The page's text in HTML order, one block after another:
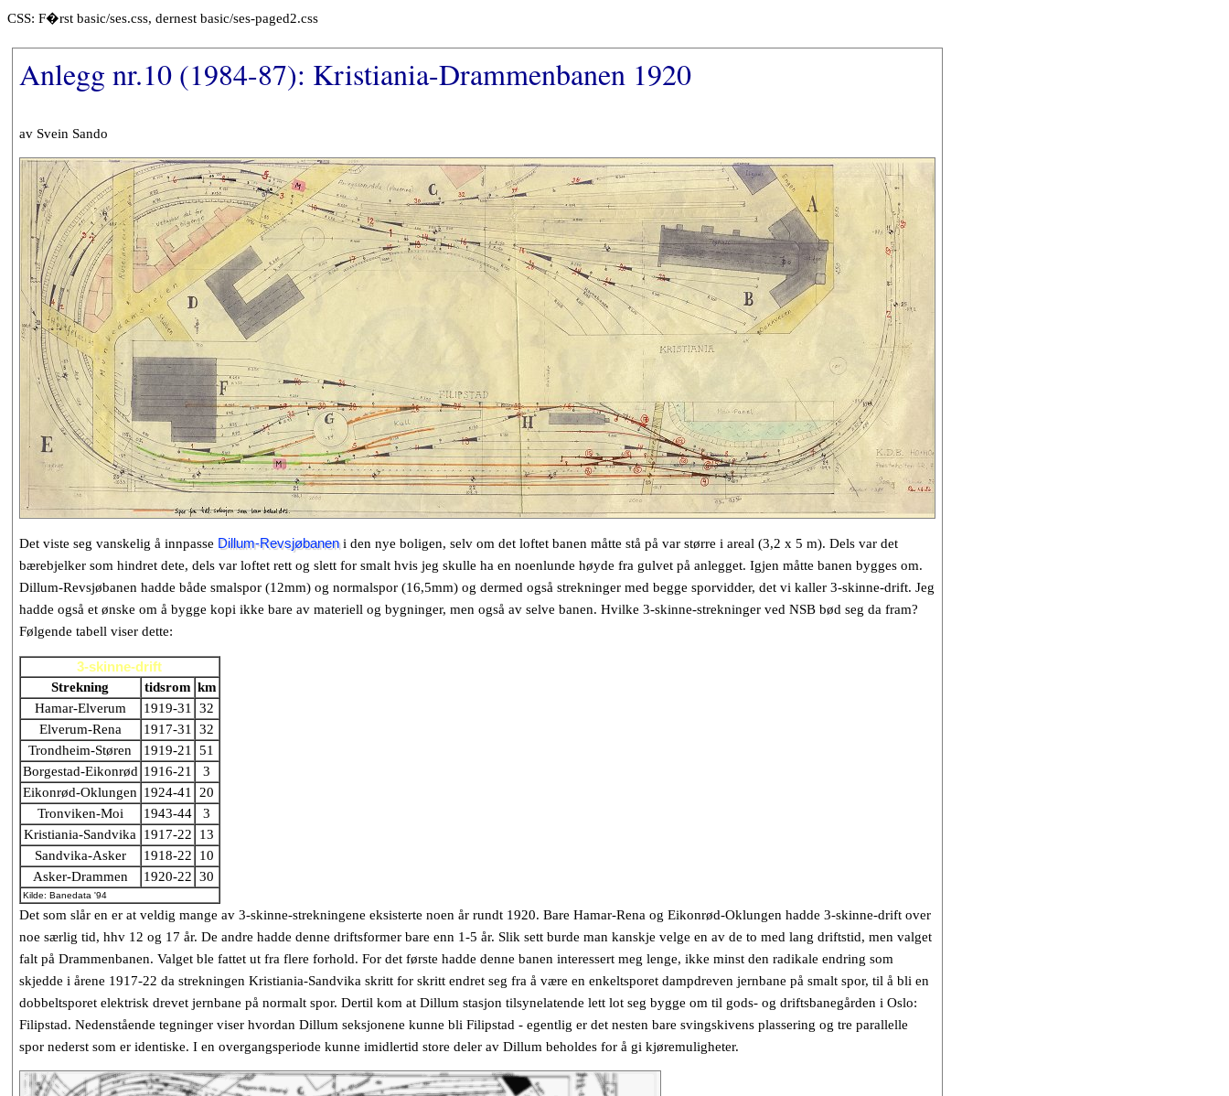
CSS: F�rst basic/ses.css, dernest basic/ses-paged2.css
Anlegg nr.10 (1984-87): Kristiania-Drammenbanen 1920
av Svein Sando
Det viste seg vanskelig å innpasse Dillum-Revsjøbaneni den nye boligen, selv om det loftet banen måtte stå på var større i areal (3,2 x 5 m). Dels var det
bærebjelker som hindret dete, dels var loftet rett og slett for smalt hvis jeg skulle ha en noenlunde høyde fra gulvet på anlegget. Igjen måtte banen bygges om.
Dillum-Revsjøbanen hadde både smalspor (12mm) og normalspor (16,5mm) og dermed også strekninger med begge sporvidder, det vi kaller 3-skinne-drift. Jeg
hadde også et ønske om å bygge kopi ikke bare av materiell og bygninger, men også av selve banen. Hvilke 3-skinne-strekninger ved NSB bød seg da fram?
Følgende tabell viser dette:
3-skinne-drift
Strekning
tidsrom km
Hamar-Elverum
1919-31
32
Elverum-Rena
1917-31
32
Trondheim-Støren
1919-21
51
Borgestad-Eikonrød 1916-21
3
Eikonrød-Oklungen 1924-41
20
Tronviken-Moi
1943-44
3
Kristiania-Sandvika
1917-22
13
Sandvika-Asker
1918-22
10
Asker-Drammen
1920-22 30
Kilde: Banedata '94
Det som slår en er at veldig mange av 3-skinne-strekningene eksisterte noen år rundt 1920. Bare Hamar-Rena og Eikonrød-Oklungen hadde 3-skinne-drift over
noe særlig tid, hhv 12 og 17 år. De andre hadde denne driftsformer bare enn 1-5 år. Slik sett burde man kanskje velge en av de to med lang driftstid, men valget
falt på Drammenbanen. Valget ble fattet ut fra flere forhold. For det første hadde denne banen interessert meg lenge, ikke minst den radikale endring som
skjedde i årene 1917-22 da strekningen Kristiania-Sandvika skritt for skritt endret seg fra å være en enkeltsporet dampdreven jernbane på smalt spor, til å bli en
dobbeltsporet elektrisk drevet jernbane på normalt spor. Dertil kom at Dillum stasjon tilsynelatende lett lot seg bygge om til gods- og driftsbanegården i Oslo:
Filipstad. Nedenstående tegninger viser hvordan Dillum seksjonene kunne bli Filipstad - egentlig er det nesten bare svingskivens plassering og tre parallelle
spor nederst som er identiske. I en overgangsperiode kunne imidlertid store deler av Dillum beholdes for å gi kjøremuligheter.